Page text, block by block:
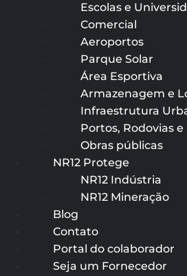
Escolas e
Comercial
Aeroportos
Parque Solar
Área Esportiva
Armazenagem e
Infraestrutura
Portos, Rodovias
Obras públicas
NR12 Protege
NR12 Indústria
NR12 Mineração
Blog
Contato
Portal do colaborador
Seja um Fornecedor